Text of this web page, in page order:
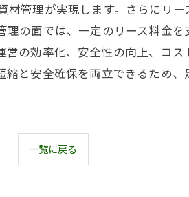
管理が実現します。さらにリ
の面では、一定のリース料金
の効率化、安全性の向上、コス
と安全確保を両立できるため
一覧に戻る